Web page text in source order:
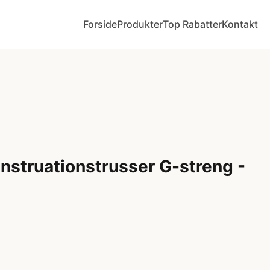
ForsideProdukterTop RabatterKontakt
G-streng -